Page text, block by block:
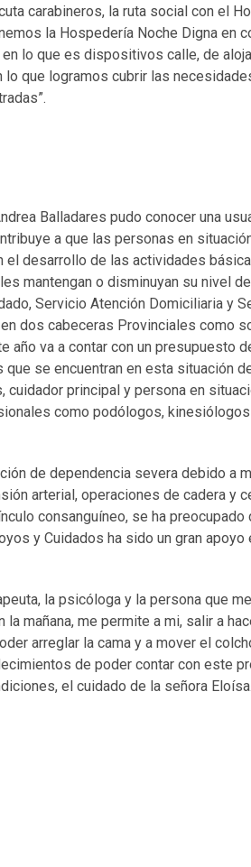
carabineros, la ruta social con el
la Hospedería Noche Digna en
lo que es dispositivos calle, de
que logramos cubrir las
Balladares pudo conocer una
a que las personas en
el desarrollo de las actividades
mantengan o disminuyan su nivel
Servicio Atención Domiciliaria y
dos cabeceras Provinciales como
año va a contar con un presupuesto
se encuentran en esta situación
principal y persona en
como podólogos,
de dependencia severa debido a
arterial, operaciones de cadera y
consanguíneo, se ha
y Cuidados ha sido un gran apoyo
la psicóloga y la persona que
mañana, me permite a mi, salir a
arreglar la cama y a mover el
de poder contar con este
el cuidado de la señora Eloísa.